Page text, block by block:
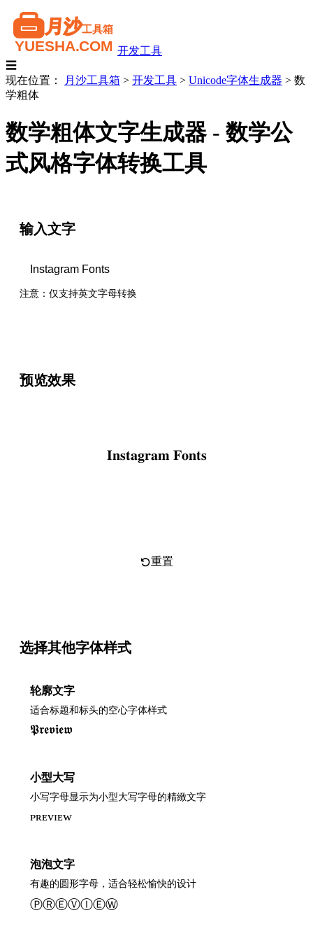
开发工具
☰
现在位置：
月沙工具箱 > 开发工具 > Unicode字体生成器 > 数
学粗体
数学粗体文字生成器 - 数学公
式风格字体转换工具
输入文字
注意：仅支持英文字母转换
预览效果
𝐈𝐧𝐬𝐭𝐚𝐠𝐫𝐚𝐦 𝐅𝐨𝐧𝐭𝐬
重置
选择其他字体样式
轮廓文字
适合标题和标头的空心字体样式
𝕻𝖗𝖊𝖛𝖎𝖊𝖜
小型大写
小写字母显示为小型大写字母的精緻文字
ᴘʀᴇᴠɪᴇᴡ
泡泡文字
有趣的圆形字母，适合轻松愉快的设计
ⓅⓇⒺⓋⒾⒺⓌ